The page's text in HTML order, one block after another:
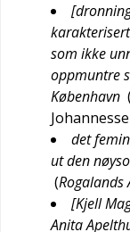
som ikke
oppmuntre
København
det
ut den
(Rogalands
[Kjell
Anita